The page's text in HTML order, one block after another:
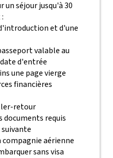
un séjour jusqu'à 30
et d'une
valable au
d'entrée
une page vierge
financières
retour
documents requis
compagnie aérienne
sans visa